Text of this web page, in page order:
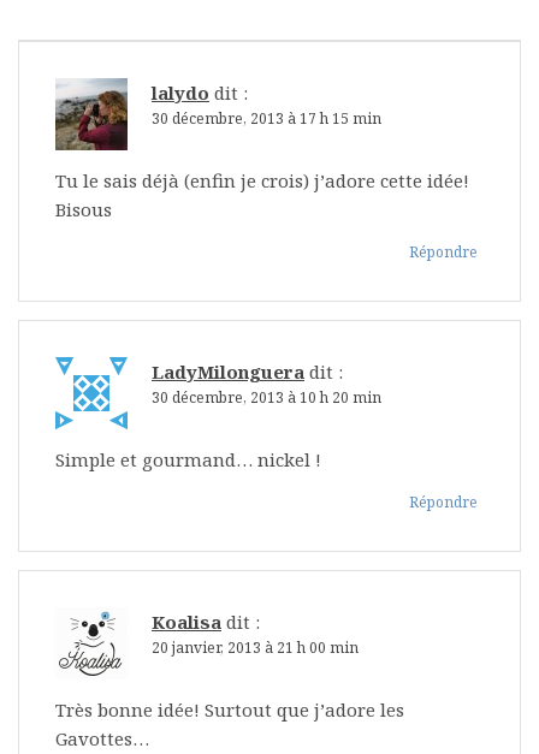
lalydo dit :
30 décembre, 2013 à 17 h 15 min
Tu le sais déjà (enfin je crois) j’adore cette idée!
Bisous
Répondre
LadyMilonguera dit :
30 décembre, 2013 à 10 h 20 min
Simple et gourmand… nickel !
Répondre
Koalisa dit :
20 janvier, 2013 à 21 h 00 min
Très bonne idée! Surtout que j’adore les
Gavottes…